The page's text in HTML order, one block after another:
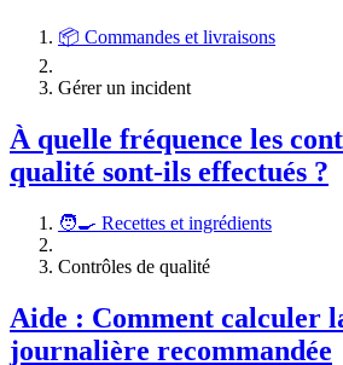
📦 Commandes et livraisons
Gérer un incident
À quelle fréquence les
qualité sont-ils effectués ?
🧑‍🍳 Recettes et ingrédients
Contrôles de qualité
Aide : Comment calculer
journalière recommandée